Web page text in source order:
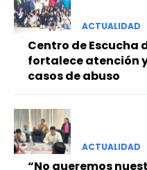
ACTUALIDAD
Centro de
fortalece atención
casos de abuso
ACTUALIDAD
“No queremos